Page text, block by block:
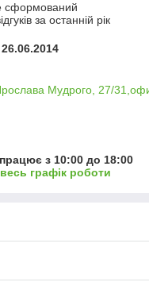
сформований
за останній рік
Мудрого, 27/
з 10:00 до 18:00
графік роботи